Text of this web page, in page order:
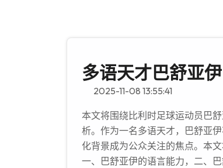
多语天才巴舒亚
2025-11-08 13:55:41
本文将围绕比利时足球运动员巴
析。作为一名多语天才，巴舒亚
化背景成为公众关注的焦点。本
一、巴舒亚伊的语言能力，二、